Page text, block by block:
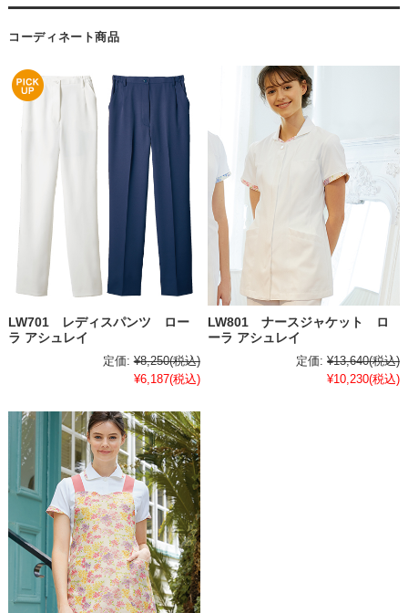
コーディネート商品
LW701 レディスパンツ ロー
ラ アシュレイ
定価: ¥8,250(税込)
¥6,187(税込)
LW801 ナースジャケット ロ
ーラ アシュレイ
定価: ¥13,640(税込)
¥10,230(税込)